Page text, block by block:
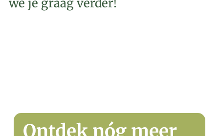
we je graag verder!
Ontdek nóg meer